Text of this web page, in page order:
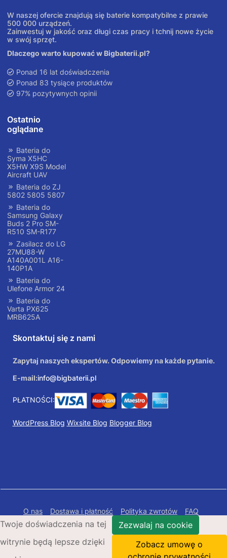
W naszej ofercie znajdują się baterie kompatybilne z prawie
500 000 urządzeń.
Zainwestuj w jakość oraz długi czas pracy i tchnij nowe życie
w swój sprzęt.
Dlaczego warto kupować w Bigbaterii.pl?
Ponad 16 lat doświadczenia
Ponad 83 tysiące produktów
97% pozytywnych opinii
Ostatnio
oglądane
Bateria do
Syma X5HC
X5HW X9S Model
Aircraft UAV
Bateria do ZJ
5802 5805 5807
Bateria do
Samsung Galaxy
Buds 2 Pro SM-
R510 SM-R177
Zasilacz do LG
27MU88-W
A140A001L A16-
140P1A
Bateria do
Ulefone Armor 24
Bateria do
Varta PX625
MRB625A
Skontaktuj się z nami
Zapytaj naszych ekspertów. Odpowiemy na każde pytanie.
E-mail:info@bigbaterii.pl
PŁATNOŚCI:
WordPress Blog Wixsite Blog Blogger Blog
O nas Dostawa i płatność Polityka zwrotów
FAQ
Polityka prywatności
Mapa Strony
Copyright © 2026 Bigbaterii.pl. Wszelkie prawa
zastrzeżone.
Twoje doświadczenia na tej
witrynie będą lepsze dzięki
Zezwalaj na cookie
Zobacz umowę o